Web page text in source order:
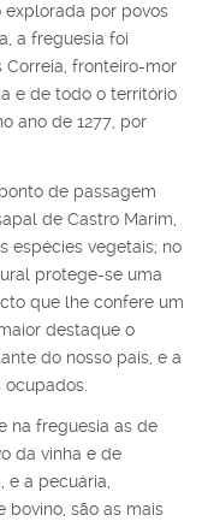
por povos
a freguesia foi
Correia, fronteiro-mor
e de todo o território
ano de 1277, por
de passagem
de Castro Marim,
espécies vegetais; no
protege-se uma
que lhe confere um
destaque o
do nosso país, e a
na freguesia as de
da vinha e de
e a pecuária,
bovino, são as mais